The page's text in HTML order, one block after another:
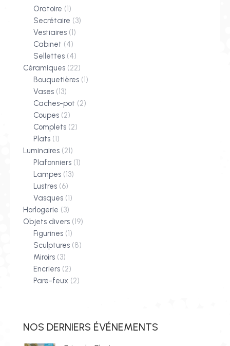
Oratoire (1)
Secrétaire (3)
Vestiaires (1)
Cabinet (4)
Sellettes (4)
Céramiques (22)
Bouquetières (1)
Vases (13)
Caches-pot (2)
Coupes (2)
Complets (2)
Plats (1)
Luminaires (21)
Plafonniers (1)
Lampes (13)
Lustres (6)
Vasques (1)
Horlogerie (3)
Objets divers (19)
Figurines (1)
Sculptures (8)
Miroirs (3)
Encriers (2)
Pare-feux (2)
NOS DERNIERS ÉVÉNEMENTS